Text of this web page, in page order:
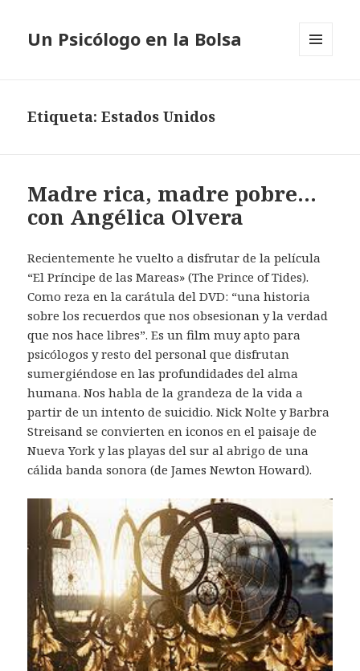
Un Psicólogo en la Bolsa
Etiqueta: Estados Unidos
Madre rica, madre pobre…
con Angélica Olvera
Recientemente he vuelto a disfrutar de la película
“El Príncipe de las Mareas» (The Prince of Tides).
Como reza en la carátula del DVD: “una historia
sobre los recuerdos que nos obsesionan y la verdad
que nos hace libres”. Es un film muy apto para
psicólogos y resto del personal que disfrutan
sumergiéndose en las profundidades del alma
humana. Nos habla de la grandeza de la vida a
partir de un intento de suicidio. Nick Nolte y Barbra
Streisand se convierten en iconos en el paisaje de
Nueva York y las playas del sur al abrigo de una
cálida banda sonora (de James Newton Howard).